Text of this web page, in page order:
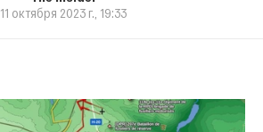
11 октября 2023 г., 19:33